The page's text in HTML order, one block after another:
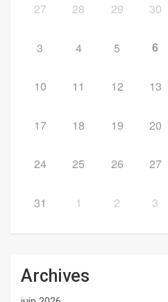
27
28 29 30
3 4 5 6
10 11 12 13
17 18 19 20
24 25 26 27
31 1 2 3
Archives